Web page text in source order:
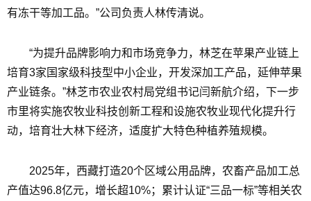
有冻干等加工品。”公司负责人林传清说。
“为提升品牌影响力和市场竞争力，林芝在苹果产业链上
培育3家国家级科技型中小企业，开发深加工产品，延伸苹果
产业链条。”林芝市农业农村局党组书记闫新航介绍，下一步
市里将实施农牧业科技创新工程和设施农牧业现代化提升行
动，培育壮大林下经济，适度扩大特色种植养殖规模。
2025年，西藏打造20个区域公用品牌，农畜产品加工总
产值达96.8亿元，增长超10%；累计认证“三品一标”等相关农